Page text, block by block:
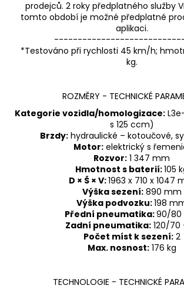
prodejců. 2 roky předplatného služby
tomto období je možné předplatné
aplikaci.
*Testováno při rychlosti 45 km/h;
kg.
ROZMĚRY - TECHNICKÉ
Kategorie vozidla/homologizace:
s 125 ccm)
Brzdy:hydraulické – kotoučové,
Motor:elektrický s
Rozvor: 1 347 mm
Hmotnost s baterií:105
D × Š × V:1963 x 710 x 1047
Výška sezení:890 mm
Výška podvozku:198
Přední pneumatika:90/80
Zadní pneumatika: 120/70
Počet míst k sezení:2
Max. nosnost:176 kg
TECHNOLOGIE - TECHNICKÉ